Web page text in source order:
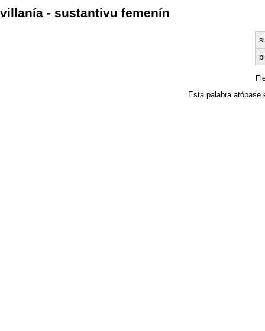
villanía - sustantivu femenín
Esta palabra atópase